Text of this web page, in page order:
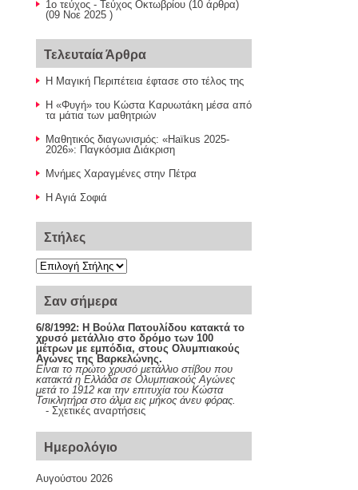
1ο τεύχος - Τεύχος Οκτωβρίου (10 άρθρα)
(09 Νοε 2025 )
Τελευταία Άρθρα
Η Μαγική Περιπέτεια έφτασε στο τέλος της
Η «Φυγή» του Κώστα Καρυωτάκη μέσα από
τα μάτια των μαθητριών
Μαθητικός διαγωνισμός: «Haïkus 2025-
2026»: Παγκόσμια Διάκριση
Μνήμες Χαραγμένες στην Πέτρα
Η Αγιά Σοφιά
Στήλες
Σαν σήμερα
6/8/1992: Η Βούλα Πατουλίδου κατακτά το
χρυσό μετάλλιο στο δρόμο των 100
μέτρων με εμπόδια, στους Ολυμπιακούς
Αγώνες της Βαρκελώνης.
Είναι το πρώτο χρυσό μετάλλιο στίβου που
κατακτά η Ελλάδα σε Ολυμπιακούς Αγώνες
μετά το 1912 και την επιτυχία του Κώστα
Τσικλητήρα στο άλμα εις μήκος άνευ φόρας.
- Σχετικές αναρτήσεις
Ημερολόγιο
Αυγούστου 2026